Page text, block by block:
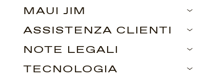
MAUI JIM
ASSISTENZA CLIENTI
NOTE LEGALI
TECNOLOGIA